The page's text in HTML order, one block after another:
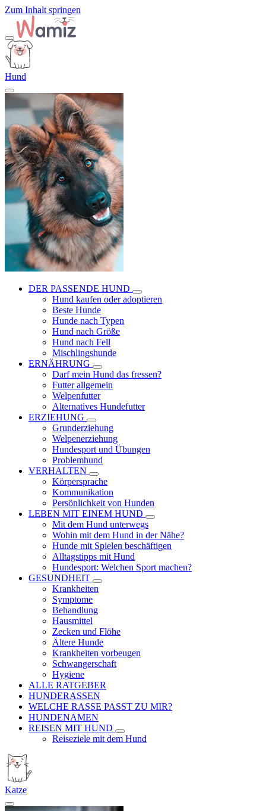
Zum Inhalt springen
Hund
DER PASSENDE HUND
Hund kaufen oder adoptieren
Beste Hunde
Hunde nach Typen
Hund nach Größe
Hund nach Fell
Mischlingshunde
ERNÄHRUNG
Darf mein Hund das fressen?
Futter allgemein
Welpenfutter
Alternatives Hundefutter
ERZIEHUNG
Grunderziehung
Welpenerziehung
Hundesport und Übungen
Problemhund
VERHALTEN
Körpersprache
Kommunikation
Persönlichkeit von Hunden
LEBEN MIT EINEM HUND
Mit dem Hund unterwegs
Wohin mit dem Hund in der Nähe?
Hunde mit Spielen beschäftigen
Alltagstipps mit Hund
Hundesport: Welchen Sport machen?
GESUNDHEIT
Krankheiten
Symptome
Behandlung
Hausmittel
Zecken und Flöhe
Ältere Hunde
Krankheiten vorbeugen
Schwangerschaft
Hygiene
ALLE RATGEBER
HUNDERASSEN
WELCHE RASSE PASST ZU MIR?
HUNDENAMEN
REISEN MIT HUND
Reiseziele mit dem Hund
Katze